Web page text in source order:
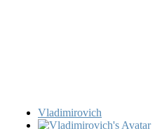
Vladimirovich